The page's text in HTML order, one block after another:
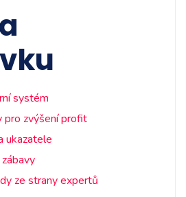
systém
pro zvýšení profit
ukazatele
ze strany expertů